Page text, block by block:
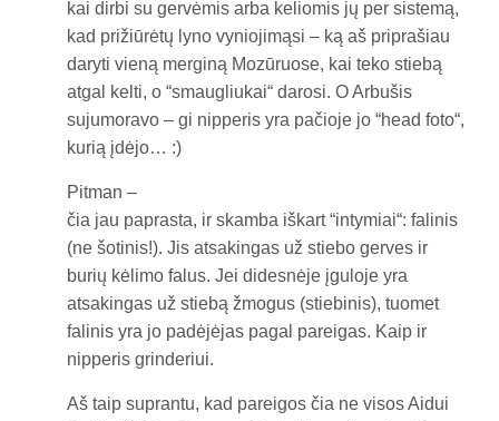
kai dirbi su gervėmis arba keliomis jų per sistemą,
kad prižiūrėtų lyno vyniojimąsi – ką aš priprašiau
daryti vieną merginą Mozūruose, kai teko stiebą
atgal kelti, o “smaugliukai“ darosi. O Arbušis
sujumoravo – gi nipperis yra pačioje jo “head foto“,
kurią įdėjo… :)
Pitman –
čia jau paprasta, ir skamba iškart “intymiai“: falinis
(ne šotinis!). Jis atsakingas už stiebo gerves ir
burių kėlimo falus. Jei didesnėje įguloje yra
atsakingas už stiebą žmogus (stiebinis), tuomet
falinis yra jo padėjėjas pagal pareigas. Kaip ir
nipperis grinderiui.
Aš taip suprantu, kad pareigos čia ne visos Aidui